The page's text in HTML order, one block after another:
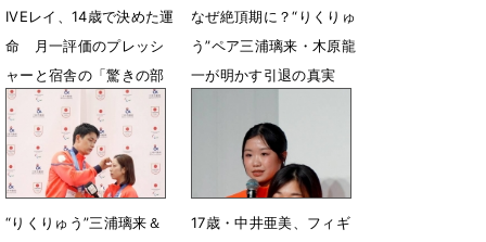
IVEレイ、14歳で決めた運
命 月一評価のプレッシ
ャーと宿舎の「驚きの部
屋割り」
5月15日 15時31分
なぜ絶頂期に？“りくりゅ
う”ペア三浦璃来・木原龍
一が明かす引退の真実
“りくりゅう”三浦璃来＆
17歳・中井亜美、フィギ